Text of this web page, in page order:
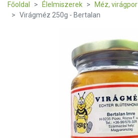
Főoldal Élelmiszerek
Méz, virágpor
Virágméz 250g - Bertalan